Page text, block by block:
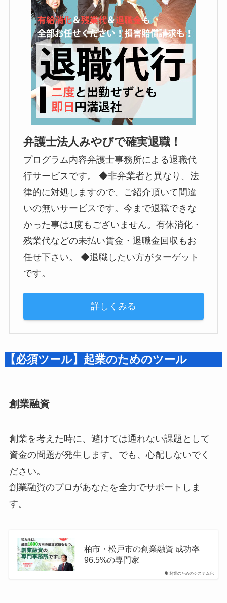
弁護士法人みやびで確実退職！
プログラム内容弁護士事務所による退職代
行サービスです。 ◆非弁業者と異なり、法
律的に対処しますので、ご紹介頂いて間違
いの無いサービスです。今まで退職できな
かった事は1度もございません。有休消化・
残業代などの未払い賃金・退職金回収もお
任せ下さい。 ◆退職したい方がターゲット
です。
詳しくみる
【必須ツール】起業のためのツール
創業融資
創業を考えた時に、避けては通れない課題として
資金の問題が発生します。でも、心配しないでく
ださい。
創業融資のプロがあなたを全力でサポートしま
す。
起業のためのシステム化
柏市・松戸市の創業融資 成功率
96.5%の専門家